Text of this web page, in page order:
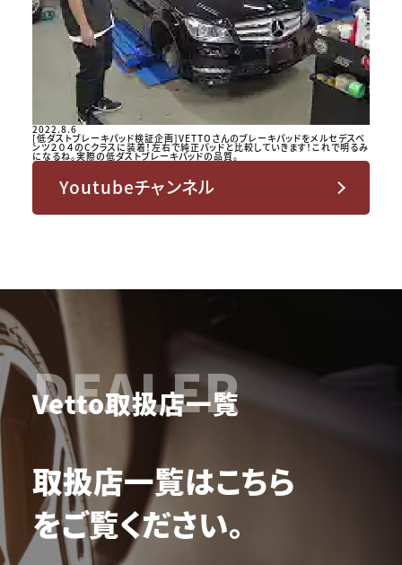
2022.8.6
[低ダストブレーキパッド検証企画]VETTOさんのブレーキパッドをメルセデスベ
ンツ２０４のCクラスに装着！左右で純正パッドと比較していきます！これで明るみ
になるね。実際の低ダストブレーキパッドの品質。
Youtubeチャンネル
DEALER
Vetto取扱店一覧
取扱店一覧はこちら
をご覧ください。